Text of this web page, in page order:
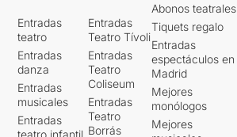
Entradas
teatro
Entradas
danza
Entradas
musicales
Entradas
teatro infantil
Entradas
Teatro Tívoli
Entradas
Teatro
Coliseum
Entradas
Teatro
Borrás
Abonos teatrales
Tiquets regalo
Entradas
espectáculos en
Madrid
Mejores
monólogos
Mejores